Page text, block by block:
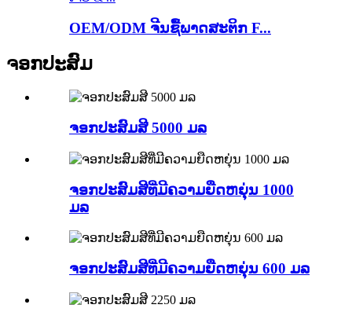
OEM/ODM ຈີນຊື້ພາດສະຕິກ F...
ຈອກປະສົມ
ຈອກປະສົມສີ 5000 ມລ
ຈອກປະສົມສີທີ່ມີຄວາມຍືດຫຍຸ່ນ 1000
ມລ
ຈອກປະສົມສີທີ່ມີຄວາມຍືດຫຍຸ່ນ 600 ມລ